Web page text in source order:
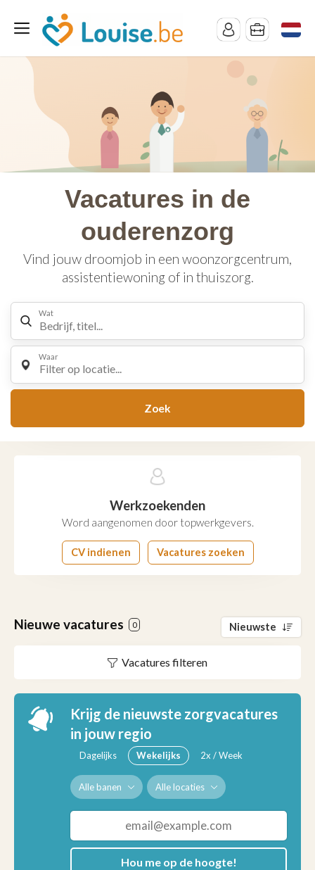
Vacatures in de
ouderenzorg
Vind jouw droomjob in een woonzorgcentrum,
assistentiewoning of in thuiszorg.
Wat
Waar
Filter op locatie...
Zoek
Werkzoekenden
Word aangenomen door topwerkgevers.
CV indienen Vacatures zoeken
Nieuwe vacatures 0 Nieuwste
Vacatures filteren
Krijg de nieuwste zorgvacatures
in jouw regio
Dagelijks Wekelijks 2x / Week
Alle banen Alle locaties
Hou me op de hoogte!